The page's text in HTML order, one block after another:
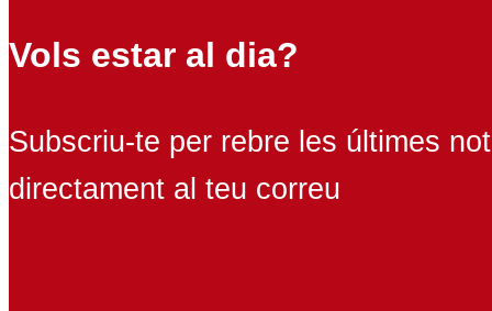
Vols estar al dia?
Subscriu-te per rebre les últimes
directament al teu correu